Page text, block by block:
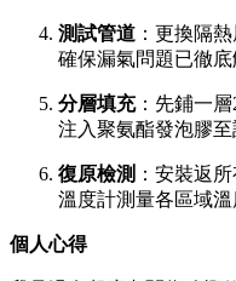
測試管道 ：更換隔
確保漏氣問題已徹底
分層填充：先鋪一
注入聚氨酯發泡膠至
復原檢測 ：安裝返
溫度計測量各區域溫
個人心得